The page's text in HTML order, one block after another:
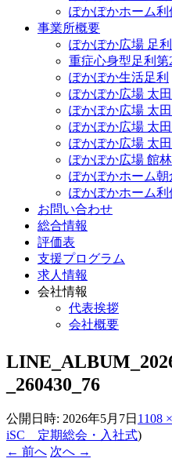
ぽかぽかホーム利
事業所概要
ぽかぽか広場 足利
重症心身型足利第
ぽかぽか生活足利
ぽかぽか広場 太田
ぽかぽか広場 太
ぽかぽか広場 太
ぽかぽか広場 太
ぽかぽか広場 館林
ぽかぽかホーム朝
ぽかぽかホーム利
お問い合わせ
総合情報
評価表
支援プログラム
求人情報
会社情報
代表挨拶
会社概要
_260430_76
公開日時: 2026年5月7日 1108
iSC 定期総会・入社式)
← 前へ 次へ →